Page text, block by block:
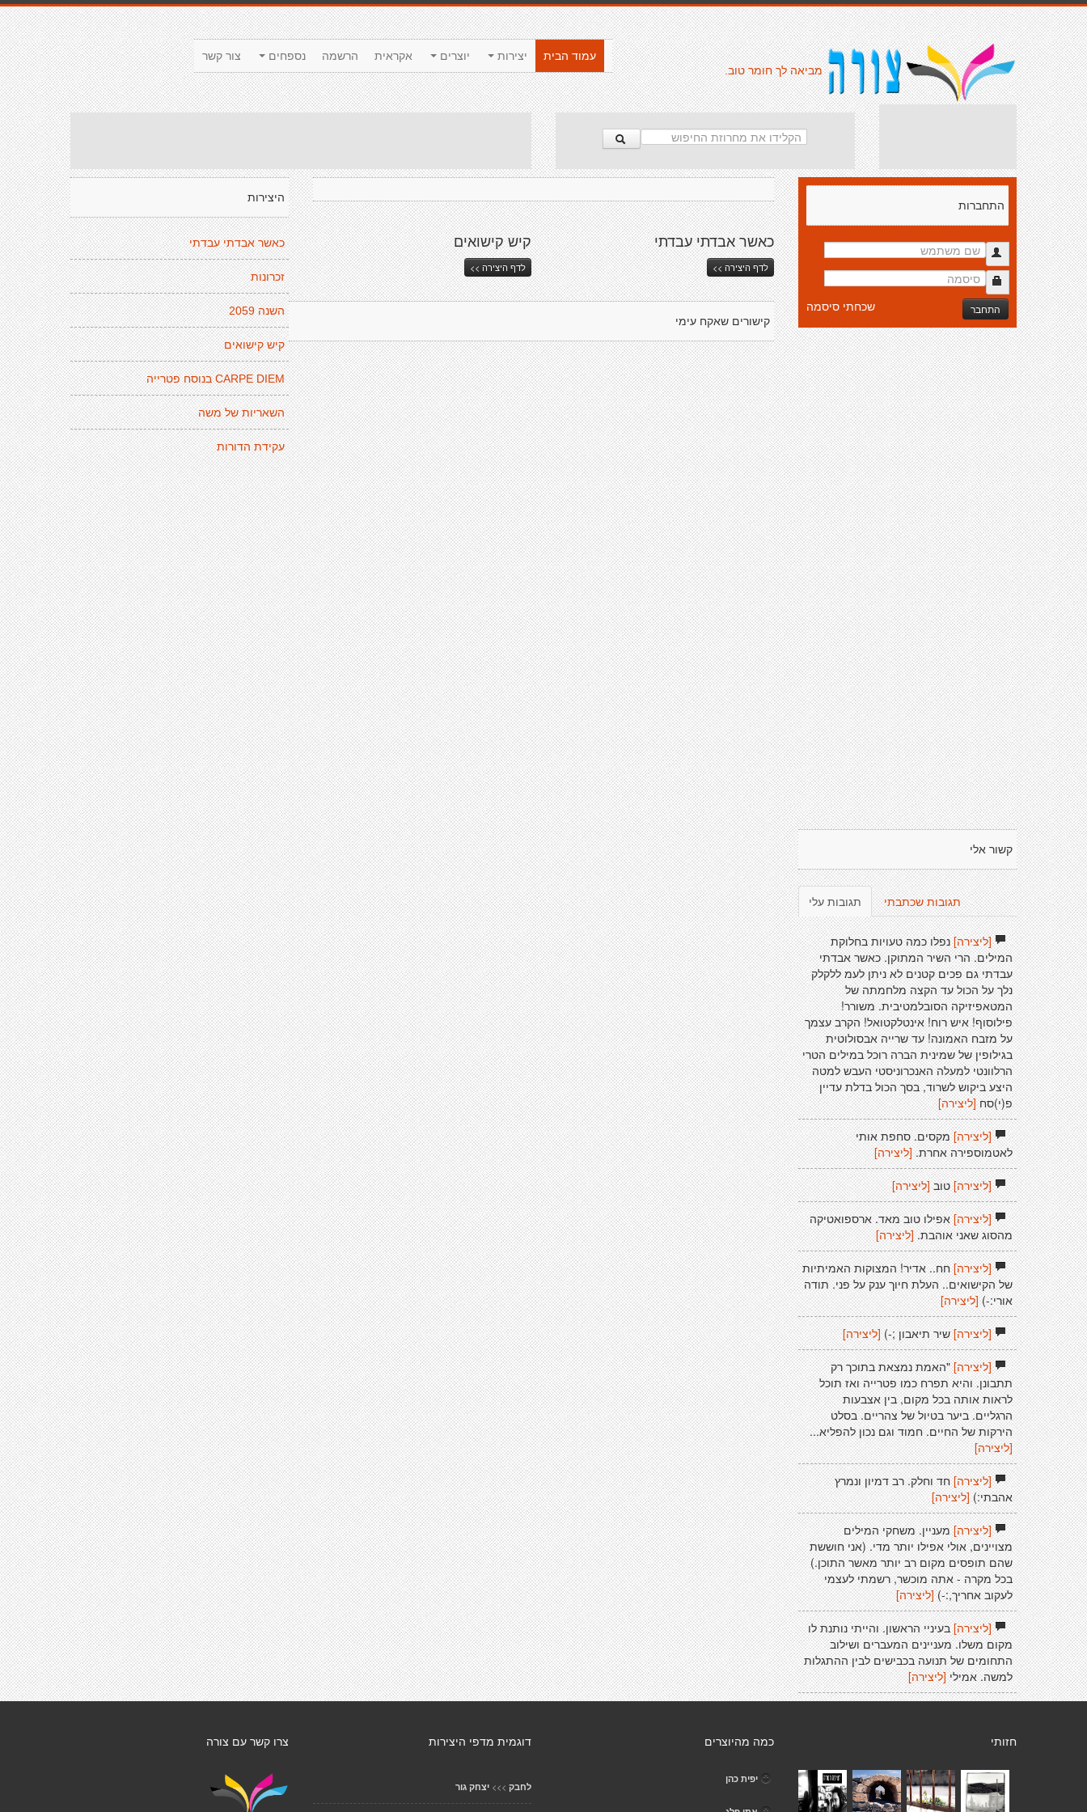
צור קשר נספחים הרשמה אקראית יוצרים יצירות
עמוד הבית
מביאה לך חומר טוב.
היצירות
כאשר אבדתי עבדתי
זכרונות
השנה 2059
קיש קישואים
CARPE DIEM בנוסח פטרייה
השאריות של משה
עקידת הדורות
קיש קישואים
לדף היצירה >>
כאשר אבדתי עבדתי
לדף היצירה >>
קישורים שאקח עימי
התחברות
התחבר שכחתי סיסמה
קשור אלי
תגובות עלי תגובות שכתבתי
[ליצירה]נפלו כמה טעויות בחלוקת
המילים. הרי השיר המתוקן. כאשר אבדתי
עבדתי גם פכים קטנים לא ניתן לעמ ללקלק
נלך על הכול עד הקצה מלחמתה של
המטאפיזיקה הסובלמטיבית. משורר!
פילוסוף! איש רוח! אינטלקטואל! הקרב עצמך
על מזבח האמונה! עד שרייה אבסולוטית
בגילופין של שמינית הברה רוכל במילים הטרי
הרלוונטי למעלה האנכרוניסטי העבש למטה
היצע ביקוש לשרוד, בסך הכול בדלת עדיין
פ(י)סח[ליצירה]
[ליצירה]מקסים. סחפת אותי
לאטמוספירה אחרת. [ליצירה]
[ליצירה]טוב [ליצירה]
[ליצירה]אפילו טוב מאד. ארספואטיקה
מהסוג שאני אוהבת. [ליצירה]
[ליצירה]חח.. אדיר! המצוקות האמיתיות
של הקישואים.. העלת חיוך ענק על פני. תודה
אורי:-) [ליצירה]
[ליצירה]שיר תיאבון ;-) [ליצירה]
[ליצירה]"האמת נמצאת בתוכך רק
תתבונן. והיא תפרח כמו פטרייה ואז תוכל
לראות אותה בכל מקום, בין אצבעות
הרגליים. ביער בטיול של צהריים. בסלט
הירקות של החיים. חמוד וגם נכון להפליא...
[ליצירה]
[ליצירה]חד וחלק. רב דמיון ונמרץ
אהבתי:) [ליצירה]
[ליצירה]מעניין. משחקי המילים
מצויינים, אולי אפילו יותר מדי. (אני חוששת
שהם תופסים מקום רב יותר מאשר התוכן.)
בכל מקרה - אתה מוכשר, רשמתי לעצמי
לעקוב אחריך,:-) [ליצירה]
[ליצירה]בעיניי הראשון. והייתי נותנת לו
מקום משלו. מעניינים המעברים ושילוב
התחומים של תנועה בכבישים לבין ההתגלות
למשה. אמילי[ליצירה]
צרו קשר עם צורה דוגמית מדפי היצירות
לחבק >>> יצחק גור
כמה מהיוצרים
יפית כהן
חזותי